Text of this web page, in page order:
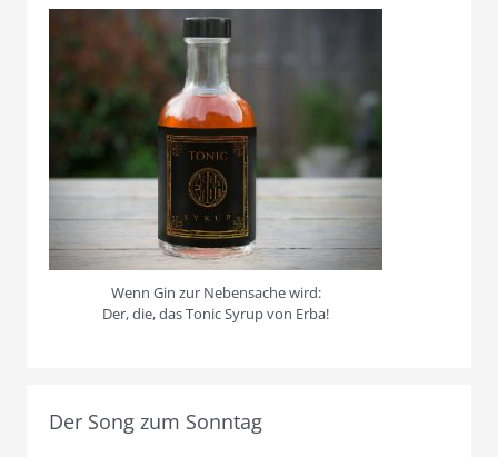
Wenn Gin zur Nebensache wird:
Der, die, das Tonic Syrup von Erba!
Der Song zum Sonntag